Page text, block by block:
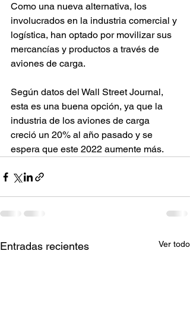
Como una nueva alternativa, los
involucrados en la industria comercial y
logística, han optado por movilizar sus
mercancías y productos a través de
aviones de carga.
Según datos del Wall Street Journal,
esta es una buena opción, ya que la
industria de los aviones de carga
creció un 20% al año pasado y se
espera que este 2022 aumente más.
Entradas recientes Ver todo